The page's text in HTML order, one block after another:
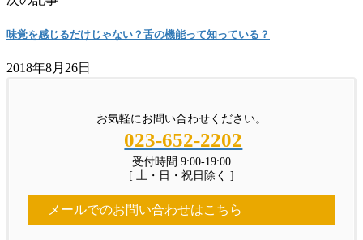
味覚を感じるだけじゃない？舌の機能って知っている？
2018年8月26日
お気軽にお問い合わせください。
023-652-2202
受付時間 9:00-19:00
[ 土・日・祝日除く ]
メールでのお問い合わせはこちら